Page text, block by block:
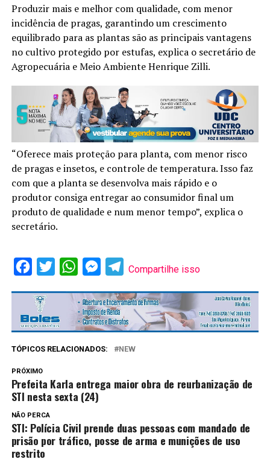
Produzir mais e melhor com qualidade, com menor
incidência de pragas, garantindo um crescimento
equilibrado para as plantas são as principais vantagens
no cultivo protegido por estufas, explica o secretário de
Agropecuária e Meio Ambiente Henrique Zilli.
“Oferece mais proteção para planta, com menor risco
de pragas e insetos, e controle de temperatura. Isso faz
com que a planta se desenvolva mais rápido e o
produtor consiga entregar ao consumidor final um
produto de qualidade e num menor tempo”, explica o
secretário.
Facebook
Twitter WhatsAppMessenger
Telegram
Compartilhe isso
TÓPICOS RELACIONADOS: NEW
PRÓXIMO
Prefeita Karla entrega maior obra de reurbanização de
STI nesta sexta (24)
NÃO PERCA
STI: Polícia Civil prende duas pessoas com mandado de
prisão por tráfico, posse de arma e munições de uso
restrito